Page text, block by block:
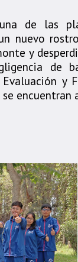
de las
nuevo
y
de
y